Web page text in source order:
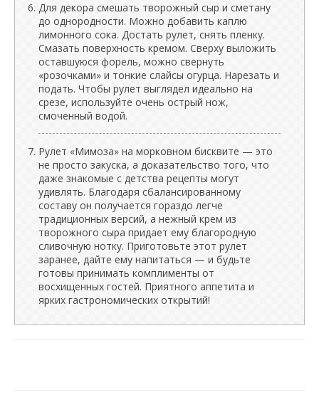
Для декора смешать творожный сыр и сметану
до однородности. Можно добавить каплю
лимонного сока. Достать рулет, снять пленку.
Смазать поверхность кремом. Сверху выложить
оставшуюся форель, можно свернуть
«розочками» и тонкие слайсы огурца. Нарезать и
подать. Чтобы рулет выглядел идеально на
срезе, используйте очень острый нож,
смоченный водой.
Рулет «Мимоза» на морковном бисквите — это
не просто закуска, а доказательство того, что
даже знакомые с детства рецепты могут
удивлять. Благодаря сбалансированному
составу он получается гораздо легче
традиционных версий, а нежный крем из
творожного сыра придает ему благородную
сливочную нотку. Приготовьте этот рулет
заранее, дайте ему напитаться — и будьте
готовы принимать комплименты от
восхищенных гостей. Приятного аппетита и
ярких гастрономических открытий!